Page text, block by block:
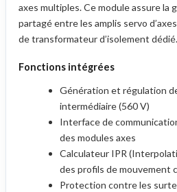
axes multiples. Ce module assure la
partagé entre les amplis servo
de transformateur d’isolement dédié.
Fonctions intégrées
Génération et régulation
intermédiaire (560 V)
Interface de
des modules axes
Calculateur IPR
des profils de mouvement
Protection contre les